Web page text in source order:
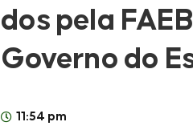
pela
do
11:54 pm